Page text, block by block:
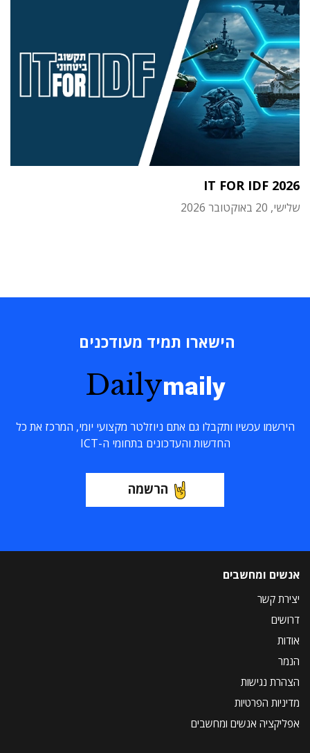
IT FOR IDF 2026
שלישי, 20 באוקטובר 2026
הישארו תמיד מעודכנים
Dailymaily
הירשמו עכשיו ותקבלו גם אתם ניוזלטר מקצועי יומי, המרכז את כל
החדשות והעדכונים בתחומי ה-ICT
הרשמה
אנשים ומחשבים
יצירת קשר
דרושים
אודות
הנמר
הצהרת נגישות
מדיניות הפרטיות
אפליקציה אנשים ומחשבים